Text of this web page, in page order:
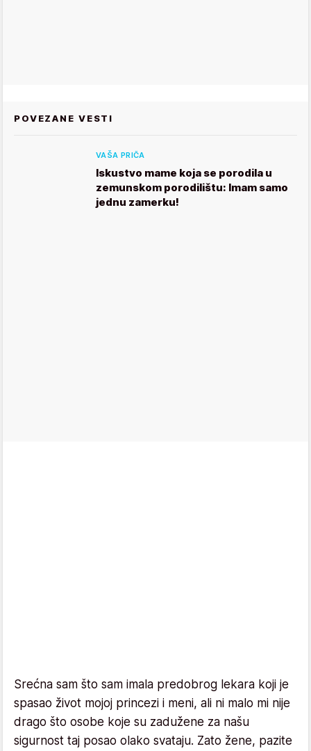
POVEZANE VESTI
VAŠA PRIČA
Iskustvo mame koja se porodila u
zemunskom porodilištu: Imam samo
jednu zamerku!
Srećna sam što sam imala predobrog lekara koji je
spasao život mojoj princezi i meni, ali ni malo mi nije
drago što osobe koje su zadužene za našu
sigurnost taj posao olako svataju. Zato žene, pazite